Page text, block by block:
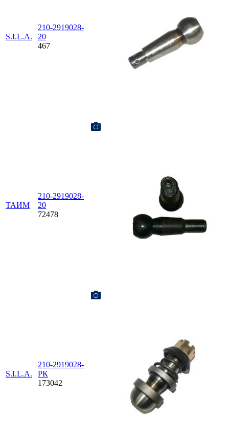
S.I.L.A.
210-2919028-
20
467
ТАИМ
210-2919028-
20
72478
S.I.L.A.
210-2919028-
РК
173042